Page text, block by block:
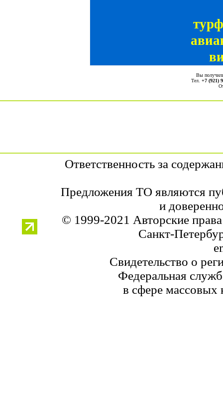
Вы
Тел. +7 (921)
Ответственность за
Предложения ТО являются
и
© 1999-2021 Авторские
Санкт-
Свидетельство о
Федеральная
в сфере массовых